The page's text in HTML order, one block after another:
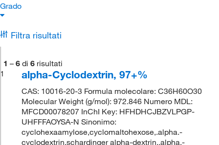
Grado
Filtra risultati
1 – 6 di 6 risultati
1
alpha-Cyclodextrin, 97+%
CAS: 10016-20-3 Formula molecolare: C36H60O30
Molecular Weight (g/mol): 972.846 Numero MDL:
MFCD00078207 InChI Key: HFHDHCJBZVLPGP-
UHFFFAOYSA-N Sinonimo:
cyclohexaamylose,cyclomaltohexose,.alpha.-
cyclodextrin,schardinger alpha-dextrin,.alpha.-